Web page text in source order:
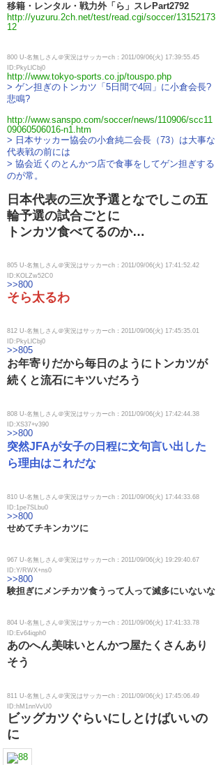
移籍・レンタル・戦力外「ら」スレPart2792
http://yuzuru.2ch.net/test/read.cgi/soccer/13152173
12
800 U-名無しさん＠実況はサッカーch：2011/09/06(火) 17:39:55.45
ID:PkyLlCbj0
http://www.tokyo-sports.co.jp/touspo.php
> ゲン担ぎのトンカツ「5日間で4回」に小倉会長?
悲鳴?
http://www.sanspo.com/soccer/news/110906/scc11
09060506016-n1.htm
> 日本サッカー協会の小倉純二会長（73）は大事な
代表戦の前には
> 協会近くのとんかつ店で食事をしてゲン担ぎする
のが常。
日本代表の三次予選となでしこの五
輪予選の試合ごとに
トンカツ食べてるのか…
805 U-名無しさん＠実況はサッカーch：2011/09/06(火) 17:41:52.42
ID:KOLZw52C0
>>800
そら太るわ
812 U-名無しさん＠実況はサッカーch：2011/09/06(火) 17:45:35.01
ID:PkyLlCbj0
>>805
お年寄りだから毎日のようにトンカツが
続くと流石にキツいだろう
808 U-名無しさん＠実況はサッカーch：2011/09/06(火) 17:42:44.38
ID:XS37+v390
>>800
突然JFAが女子の日程に文句言い出した
ら理由はこれだな
810 U-名無しさん＠実況はサッカーch：2011/09/06(火) 17:44:33.68
ID:1pe7SLbu0
>>800
せめてチキンカツに
967 U-名無しさん＠実況はサッカーch：2011/09/06(火) 19:29:40.67
ID:Y/RWX+ns0
>>800
験担ぎにメンチカツ食うって人って滅多にいないな
804 U-名無しさん＠実況はサッカーch：2011/09/06(火) 17:41:33.78
ID:Ev64iqph0
あのへん美味いとんかつ屋たくさんあり
そう
811 U-名無しさん＠実況はサッカーch：2011/09/06(火) 17:45:06.49
ID:hM1nnVvU0
ビッグカツぐらいにしとけばいいの
に